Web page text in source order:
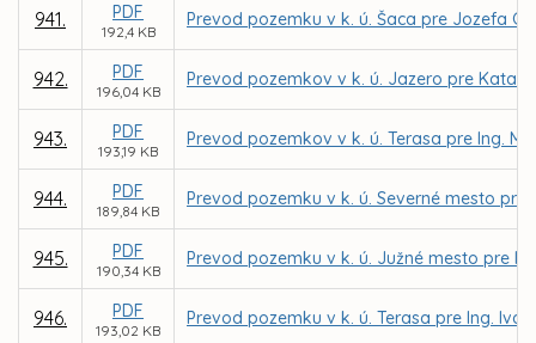
941. PDF
192,4 KB
Prevod pozemku v k. ú. Šaca pre Jozefa
942. PDF
196,04 KB
Prevod pozemkov v k. ú. Jazero pre
943. PDF
193,19 KB
Prevod pozemkov v k. ú. Terasa pre Ing.
944. PDF
189,84 KB
Prevod pozemku v k. ú. Severné mesto pre
945. PDF
190,34 KB
Prevod pozemku v k. ú. Južné mesto pre
946. PDF
193,02 KB
Prevod pozemku v k. ú. Terasa pre Ing.